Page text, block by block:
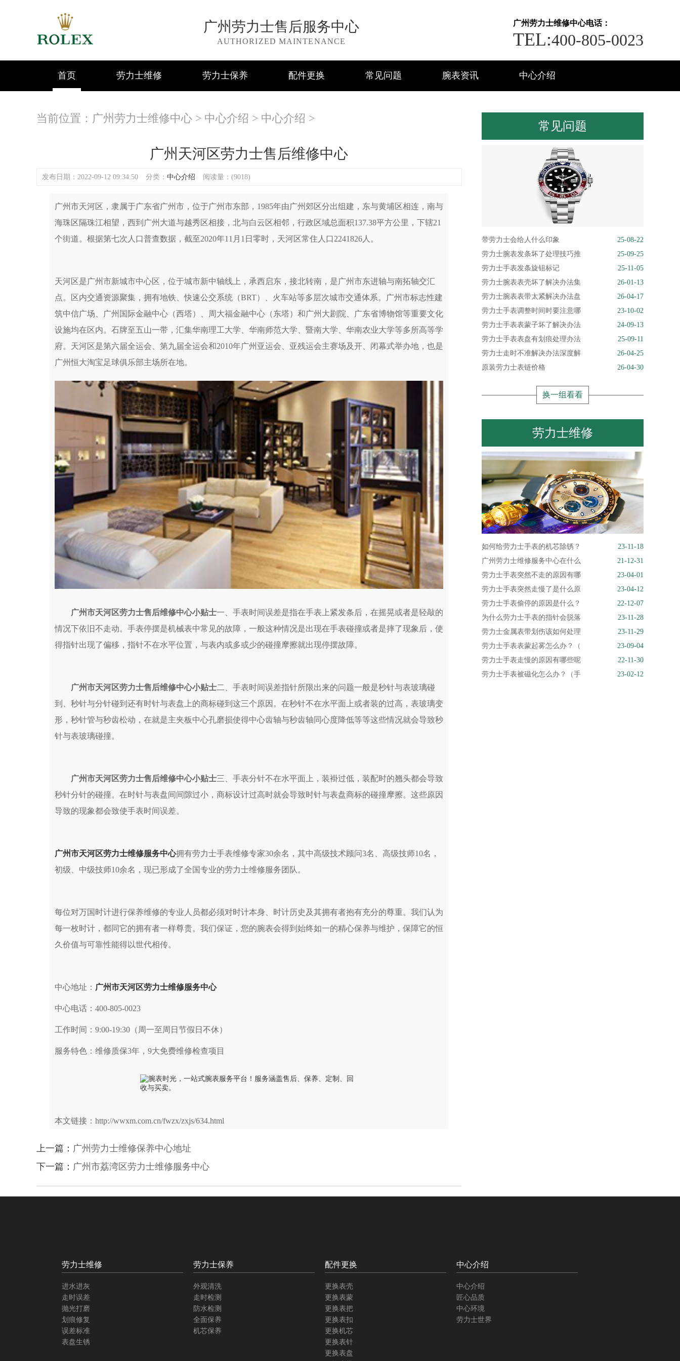
广州劳力士售后服务中心
AUTHORIZED MAINTENANCE
广州劳力士维修中心电话：
TEL:400-805-0023
首页 劳力士维修 劳力士保养 配件更换 常见问题 腕表资讯 中心介绍
当前位置： 广州劳力士维修中心 > 中心介绍 > 中心介绍 >
广州天河区劳力士售后维修中心
发布日期：2022-09-12 09:34:50 分类： 中心介绍 阅读量：(9018)
广州市天河区，隶属于广东省广州市，位于广州市东部，1985年由广州郊区分出组建，东与黄埔区相连，南与
海珠区隔珠江相望，西到广州大道与越秀区相接，北与白云区相邻，行政区域总面积137.38平方公里，下辖21
个街道。根据第七次人口普查数据，截至2020年11月1日零时，天河区常住人口2241826人。
天河区是广州市新城市中心区，位于城市新中轴线上，承西启东，接北转南，是广州市东进轴与南拓轴交汇
点。区内交通资源聚集，拥有地铁、快速公交系统（BRT）、火车站等多层次城市交通体系。广州市标志性建
筑中信广场、广州国际金融中心（西塔）、周大福金融中心（东塔）和广州大剧院、广东省博物馆等重要文化
设施均在区内。石牌至五山一带，汇集华南理工大学、华南师范大学、暨南大学、华南农业大学等多所高等学
府。天河区是第六届全运会、第九届全运会和2010年广州亚运会、亚残运会主赛场及开、闭幕式举办地，也是
广州恒大淘宝足球俱乐部主场所在地。
广州市天河区劳力士售后维修中心小贴士一、手表时间误差是指在手表上紧发条后，在摇晃或者是轻敲的
情况下依旧不走动。手表停摆是机械表中常见的故障，一般这种情况是出现在手表碰撞或者是摔了现象后，使
得指针出现了偏移，指针不在水平位置，与表内或多或少的碰撞摩擦就出现停摆故障。
广州市天河区劳力士售后维修中心小贴士二、手表时间误差指针所限出来的问题一般是秒针与表玻璃碰
到、秒针与分针碰到还有时针与表盘上的商标碰到这三个原因。在秒针不在水平面上或者装的过高，表玻璃变
形，秒针管与秒齿松动，在就是主夹板中心孔磨损使得中心齿轴与秒齿轴同心度降低等等这些情况就会导致秒
针与表玻璃碰撞。
广州市天河区劳力士售后维修中心小贴士三、手表分针不在水平面上，装褂过低，装配时的翘头都会导致
秒针分针的碰撞。在时针与表盘间间隙过小，商标设计过高时就会导致时针与表盘商标的碰撞摩擦。这些原因
导致的现象都会致使手表时间误差。
广州市天河区劳力士维修服务中心拥有劳力士手表维修专家30余名，其中高级技术顾问3名、高级技师10名，
初级、中级技师10余名，现已形成了全国专业的劳力士维修服务团队。
每位对万国时计进行保养维修的专业人员都必须对时计本身、时计历史及其拥有者抱有充分的尊重。我们认为
每一枚时计，都同它的拥有者一样尊贵。我们保证，您的腕表会得到始终如一的精心保养与维护，保障它的恒
久价值与可靠性能得以世代相传。
中心地址： 广州市天河区劳力士维修服务中心
中心电话：400-805-0023
工作时间：9:00-19:30（周一至周日节假日不休）
服务特色：维修质保3年，9大免费维修检查项目
本文链接：http://wwxm.com.cn/fwzx/zxjs/634.html
上一篇： 广州劳力士维修保养中心地址
下一篇： 广州市荔湾区劳力士维修服务中心
常见问题
带劳力士会给人什么印象
25-08-22
劳力士腕表发条坏了处理技巧推
25-09-25
劳力士手表发条旋钮标记
25-11-05
劳力士腕表表壳坏了解决办法集
26-01-13
劳力士腕表表带太紧解决办法盘
26-04-17
劳力士手表调整时间时要注意哪
23-10-02
劳力士手表表蒙子坏了解决办法
24-09-13
劳力士手表表盘有划痕处理办法
25-09-11
劳力士走时不准解决办法深度解
26-04-25
原装劳力士表链价格
26-04-30
换一组看看
劳力士维修
如何给劳力士手表的机芯除锈？
23-11-18
广州劳力士维修服务中心在什么
21-12-31
劳力士手表突然不走的原因有哪
23-04-01
劳力士手表突然走慢了是什么原
23-04-12
劳力士手表偷停的原因是什么？
22-12-07
为什么劳力士手表的指针会脱落
23-11-28
劳力士金属表带划伤该如何处理
23-11-29
劳力士手表表蒙起雾怎么办？（
23-09-04
劳力士手表走慢的原因有哪些呢
22-11-30
劳力士手表被磁化怎么办？（手
23-02-12
劳力士维修
进水进灰
走时误差
抛光打磨
划痕修复
误差标准
表盘生锈
劳力士保养
外观清洗
走时检测
防水检测
全面保养
机芯保养
配件更换
更换表壳
更换表蒙
更换表把
更换表扣
更换机芯
更换表针
更换表盘
中心介绍
中心介绍
匠心品质
中心环境
劳力士世界